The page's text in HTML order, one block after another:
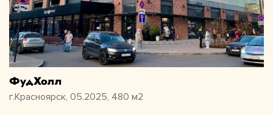
ФудХолл
г.Красноярск, 05.2025, 480 м2